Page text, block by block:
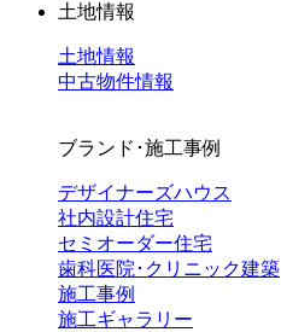
土地情報
土地情報
中古物件情報
ブランド･施工事例
デザイナーズハウス
社内設計住宅
セミオーダー住宅
歯科医院･クリニック建築
施工事例
施工ギャラリー